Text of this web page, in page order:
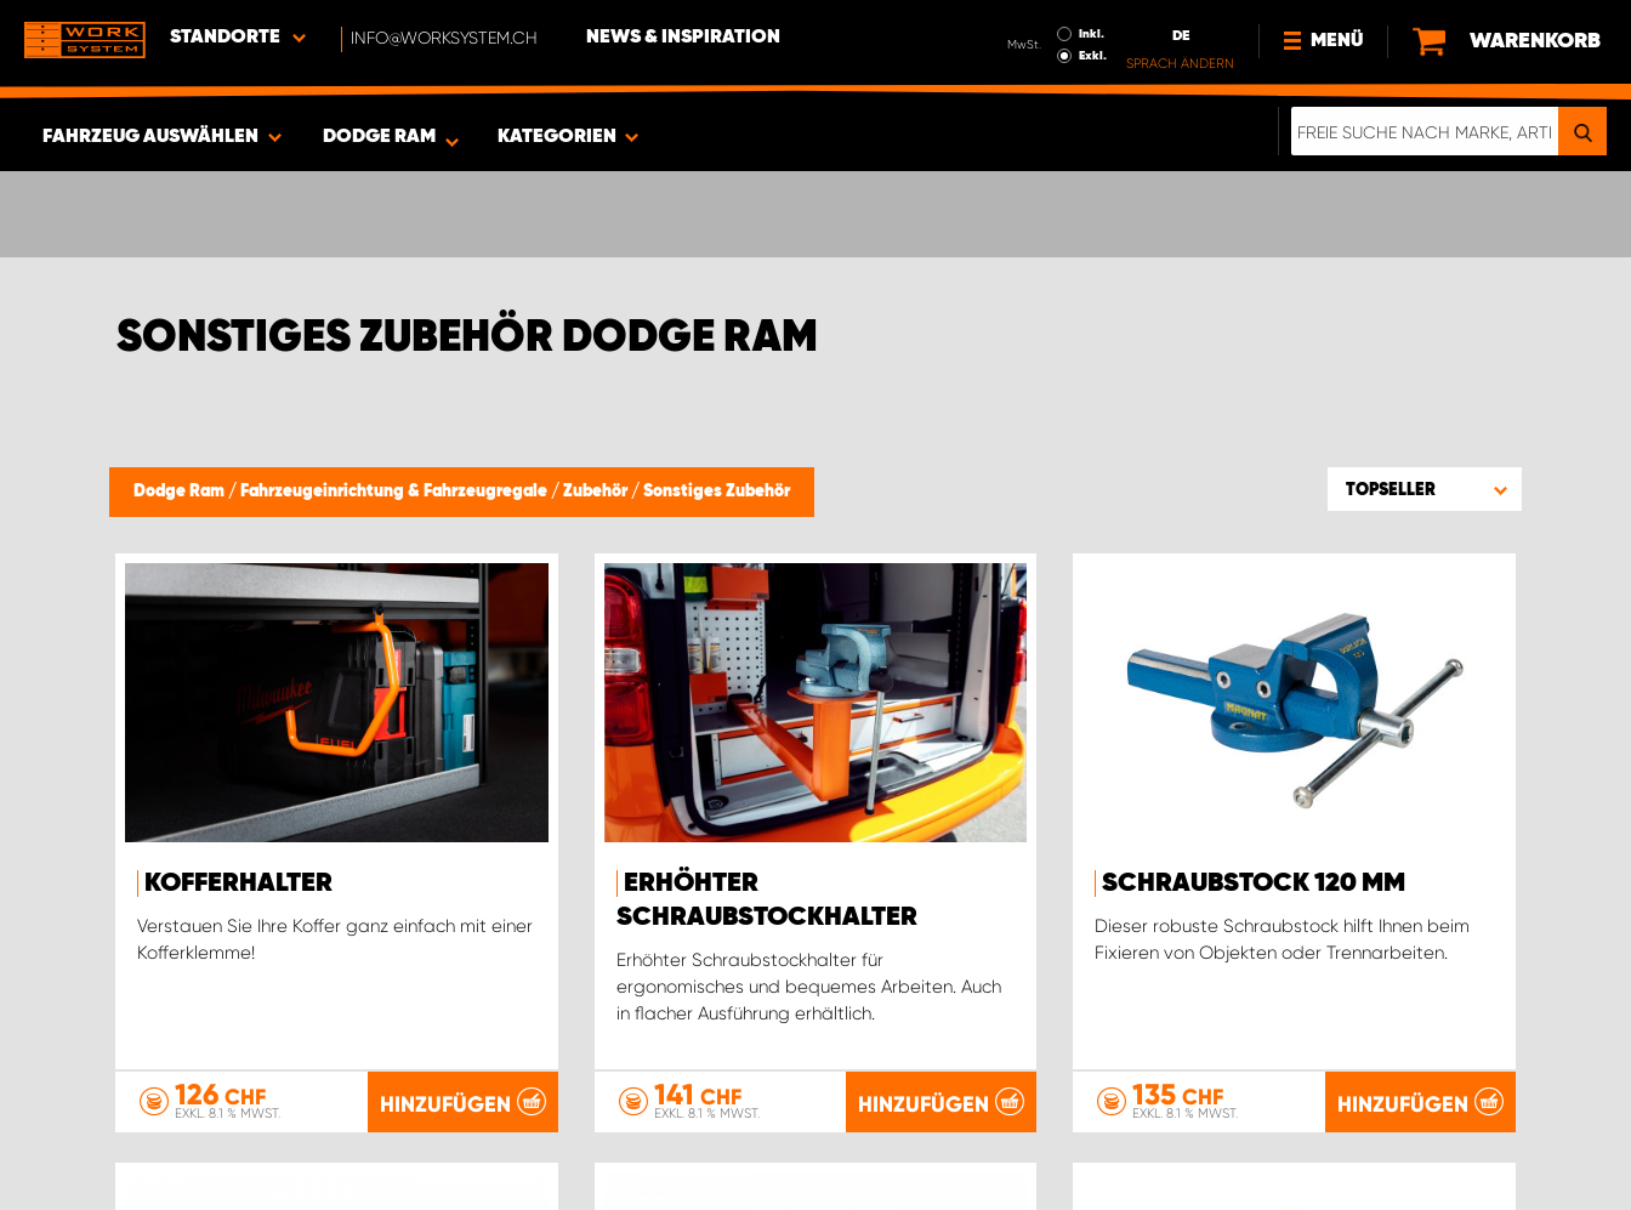
STANDORTE INFO@WORKSYSTEM.CH NEWS & INSPIRATION MwSt.
Inkl.
Exkl.
DE
SPRACH ÄNDERN
MENÜ
NEWS
WARENKORB
FAHRZEUG AUSWÄHLEN
ARTIKEL
DODGE RAM KATEGORIEN
SONSTIGES ZUBEHÖR DODGE RAM
Dodge Ram / Fahrzeugeinrichtung & Fahrzeugregale / Zubehör / Sonstiges Zubehör TOPSELLER
KOFFERHALTER
Verstauen Sie Ihre Koffer ganz einfach mit einer
Kofferklemme!
126 CHF
EXKL. 8.1 % MWST. HINZUFÜGEN
ERHÖHTER
SCHRAUBSTOCKHALTER
Erhöhter Schraubstockhalter für
ergonomisches und bequemes Arbeiten. Auch
in flacher Ausführung erhältlich.
141 CHF
EXKL. 8.1 % MWST. HINZUFÜGEN
SCHRAUBSTOCK 120 MM
Dieser robuste Schraubstock hilft Ihnen beim
Fixieren von Objekten oder Trennarbeiten.
135 CHF
EXKL. 8.1 % MWST. HINZUFÜGEN